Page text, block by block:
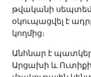
թվականի
օկուպացվել է
կողմից։
Անհնար է
Արցախի և Ուտիքի